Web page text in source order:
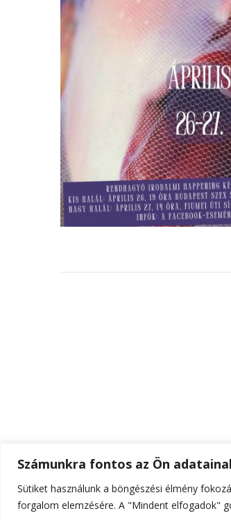
Számunkra fontos az Ön
Sütiket használunk a böngészési élmény
forgalom elemzésére. A "Mindent elfogadok"
© Szerzői jog 2026ELTE Online .